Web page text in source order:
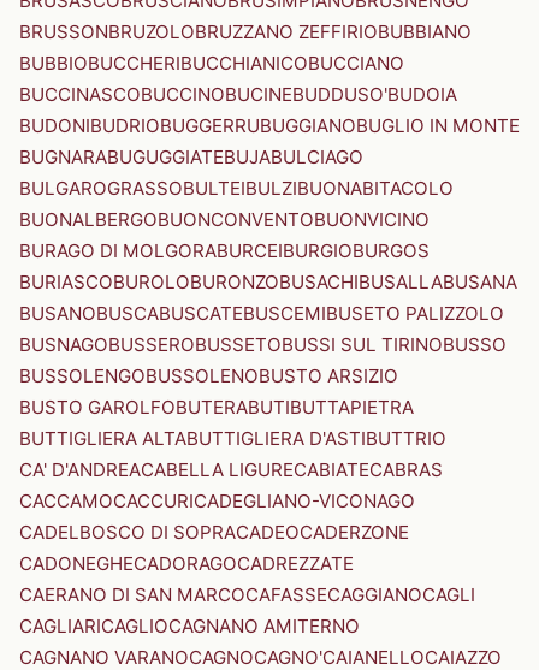
BRUSSONBRUZOLOBRUZZANO ZEFFIRIOBUBBIANO
BUBBIOBUCCHERIBUCCHIANICOBUCCIANO
BUCCINASCOBUCCINOBUCINEBUDDUSO'BUDOIA
BUDONIBUDRIOBUGGERRUBUGGIANOBUGLIO IN MONTE
BUGNARABUGUGGIATEBUJABULCIAGO
BULGAROGRASSOBULTEIBULZIBUONABITACOLO
BUONALBERGOBUONCONVENTOBUONVICINO
BURAGO DI MOLGORABURCEIBURGIOBURGOS
BURIASCOBUROLOBURONZOBUSACHIBUSALLABUSANA
BUSANOBUSCABUSCATEBUSCEMIBUSETO PALIZZOLO
BUSNAGOBUSSEROBUSSETOBUSSI SUL TIRINOBUSSO
BUSSOLENGOBUSSOLENOBUSTO ARSIZIO
BUSTO GAROLFOBUTERABUTIBUTTAPIETRA
BUTTIGLIERA ALTABUTTIGLIERA D'ASTIBUTTRIO
CA' D'ANDREACABELLA LIGURECABIATECABRAS
CACCAMOCACCURICADEGLIANO-VICONAGO
CADELBOSCO DI SOPRACADEOCADERZONE
CADONEGHECADORAGOCADREZZATE
CAERANO DI SAN MARCOCAFASSECAGGIANOCAGLI
CAGLIARICAGLIOCAGNANO AMITERNO
CAGNANO VARANOCAGNOCAGNO'CAIANELLOCAIAZZO